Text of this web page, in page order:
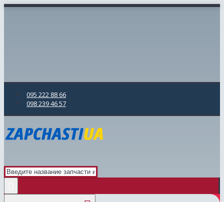
095 222 88 66
098 239 46 57